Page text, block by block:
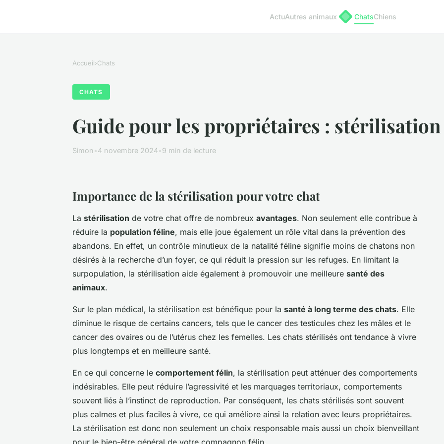
ActuAutres animaux ChatsChiens
Accueil›Chats
CHATS
Guide pour les propriétaires : stérilisation
Simon •4 novembre 2024•9 min de lecture
Importance de la stérilisation pour votre chat
La stérilisation de votre chat offre de nombreux avantages. Non seulement elle contribue à
réduire la population féline, mais elle joue également un rôle vital dans la prévention des
abandons. En effet, un contrôle minutieux de la natalité féline signifie moins de chatons non
désirés à la recherche d’un foyer, ce qui réduit la pression sur les refuges. En limitant la
surpopulation, la stérilisation aide également à promouvoir une meilleure santé des
animaux.
Sur le plan médical, la stérilisation est bénéfique pour la santé à long terme des chats. Elle
diminue le risque de certains cancers, tels que le cancer des testicules chez les mâles et le
cancer des ovaires ou de l’utérus chez les femelles. Les chats stérilisés ont tendance à vivre
plus longtemps et en meilleure santé.
En ce qui concerne le comportement félin, la stérilisation peut atténuer des comportements
indésirables. Elle peut réduire l’agressivité et les marquages territoriaux, comportements
souvent liés à l’instinct de reproduction. Par conséquent, les chats stérilisés sont souvent
plus calmes et plus faciles à vivre, ce qui améliore ainsi la relation avec leurs propriétaires.
La stérilisation est donc non seulement un choix responsable mais aussi un choix bienveillant